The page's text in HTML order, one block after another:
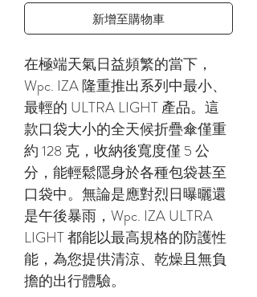
新增至購物車
在極端天氣日益頻繁的當下，
Wpc. IZA 隆重推出系列中最小、
最輕的 ULTRA LIGHT 產品。這
款口袋大小的全天候折疊傘僅重
約 128 克，收納後寬度僅 5 公
分，能輕鬆隱身於各種包袋甚至
口袋中。無論是應對烈日曝曬還
是午後暴雨，Wpc. IZA ULTRA
LIGHT 都能以最高規格的防護性
能，為您提供清涼、乾燥且無負
擔的出行體驗。